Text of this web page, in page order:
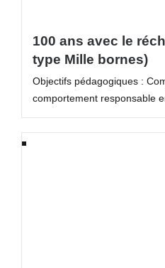
100 ans avec le
type Mille bornes)
Objectifs pédagogiques :
comportement responsable